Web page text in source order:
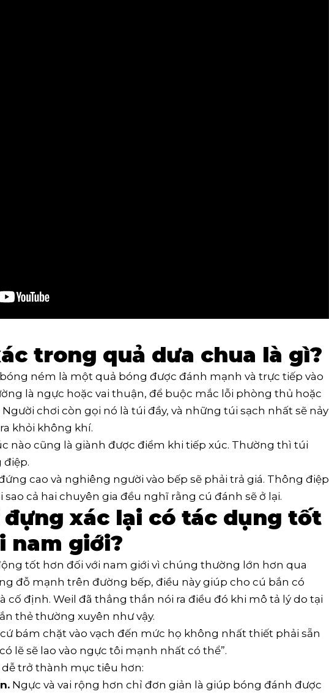
trong quả dưa chua là gì?
ném là một quả bóng được đánh mạnh và trực tiếp vào
là ngực hoặc vai thuận, để buộc mắc lỗi phòng thủ hoặc
chơi còn gọi nó là túi đầy, và những túi sạch nhất sẽ nảy
khỏi không khí.
nào cũng là giành được điểm khi tiếp xúc. Thường thì túi
điệp.
cao và nghiêng người vào bếp sẽ phải trả giá. Thông điệp
sao cả hai chuyên gia đều nghĩ rằng cú đánh sẽ ở lại.
xác lại có tác dụng tốt
nam giới?
tốt hơn đối với nam giới vì chúng thường lớn hơn qua
đỗ mạnh trên đường bếp, điều này giúp cho cú bắn có
cố định. Weil đã thẳng thắn nói ra điều đó khi mô tả lý do tại
thẻ thường xuyên như vậy.
cứ bám chặt vào vạch đến mức họ không nhất thiết phải sẵn
lẽ sẽ lao vào ngực tôi mạnh nhất có thể”.
trở thành mục tiêu hơn:
Ngực và vai rộng hơn chỉ đơn giản là giúp bóng đánh được